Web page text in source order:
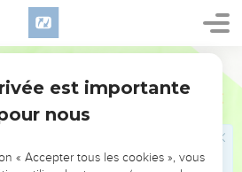
tout Juda l'ont-ils fait mourir ?
l'Eternel ? N’a-t-il pas plutôt
? Alors l'Eternel n’a pas accompli
de leur faire. Et nous, nous nous
si grand crime ? »
est importante
nous
« Accepter tous les cookies », vous